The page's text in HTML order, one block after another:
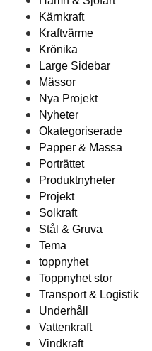
Kärnkraft
Kraftvärme
Krönika
Large Sidebar
Mässor
Nya Projekt
Nyheter
Okategoriserade
Papper & Massa
Porträttet
Produktnyheter
Projekt
Solkraft
Stål & Gruva
Tema
toppnyhet
Toppnyhet stor
Transport & Logistik
Underhåll
Vattenkraft
Vindkraft